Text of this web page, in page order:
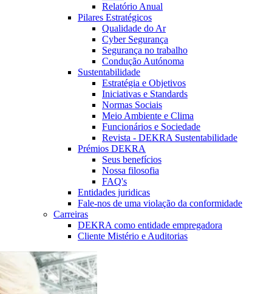
Relatório Anual
Pilares Estratégicos
Qualidade do Ar
Cyber Segurança
Segurança no trabalho
Condução Autónoma
Sustentabilidade
Estratégia e Objetivos
Iniciativas e Standards
Normas Sociais
Meio Ambiente e Clima
Funcionários e Sociedade
Revista - DEKRA Sustentabilidade
Prémios DEKRA
Seus benefícios
Nossa filosofia
FAQ's
Entidades juridicas
Fale-nos de uma violação da conformidade
Carreiras
DEKRA como entidade empregadora
Cliente Mistério e Auditorias